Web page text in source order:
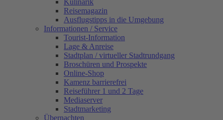
Kulinarik
Reisemagazin
Ausflugstipps in die Umgebung
Informationen / Service
Tourist-Information
Lage & Anreise
Stadtplan / virtueller Stadtrundgang
Broschüren und Prospekte
Online-Shop
Kamenz barrierefrei
Reiseführer 1 und 2 Tage
Mediaserver
Stadtmarketing
Übernachten